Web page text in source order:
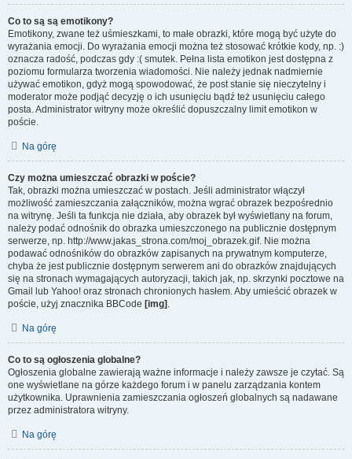
Co to są są emotikony?
Emotikony, zwane też uśmieszkami, to małe obrazki, które mogą być użyte do
wyrażania emocji. Do wyrażania emocji można też stosować krótkie kody, np. :)
oznacza radość, podczas gdy :( smutek. Pełna lista emotikon jest dostępna z
poziomu formularza tworzenia wiadomości. Nie należy jednak nadmiernie
używać emotikon, gdyż mogą spowodować, że post stanie się nieczytelny i
moderator może podjąć decyzję o ich usunięciu bądź też usunięciu całego
posta. Administrator witryny może określić dopuszczalny limit emotikon w
poście.
Na górę
Czy można umieszczać obrazki w poście?
Tak, obrazki można umieszczać w postach. Jeśli administrator włączył
możliwość zamieszczania załączników, można wgrać obrazek bezpośrednio
na witrynę. Jeśli ta funkcja nie działa, aby obrazek był wyświetlany na forum,
należy podać odnośnik do obrazka umieszczonego na publicznie dostępnym
serwerze, np. http://www.jakas_strona.com/moj_obrazek.gif. Nie można
podawać odnośników do obrazków zapisanych na prywatnym komputerze,
chyba że jest publicznie dostępnym serwerem ani do obrazków znajdujących
się na stronach wymagających autoryzacji, takich jak, np. skrzynki pocztowe na
Gmail lub Yahoo! oraz stronach chronionych hasłem. Aby umieścić obrazek w
poście, użyj znacznika BBCode [img] .
Na górę
Co to są ogłoszenia globalne?
Ogłoszenia globalne zawierają ważne informacje i należy zawsze je czytać. Są
one wyświetlane na górze każdego forum i w panelu zarządzania kontem
użytkownika. Uprawnienia zamieszczania ogłoszeń globalnych są nadawane
przez administratora witryny.
Na górę